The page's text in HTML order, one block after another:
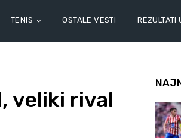
TENIS OSTALE VESTI REZULTATI
veliki rival